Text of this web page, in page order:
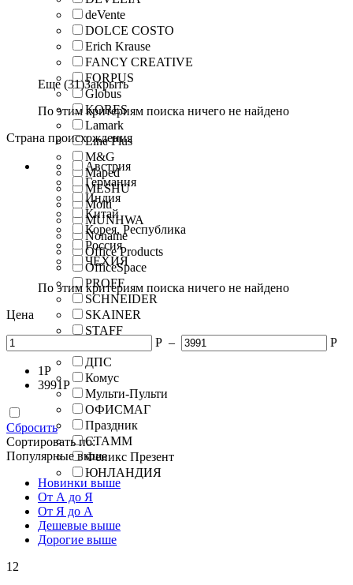
deVente
DOLCE COSTO
Erich Krause
FANCY CREATIVE
FORPUS
Globus
KORES
Lamark
Line Plus
M&G
Maped
MESHU
Molti
MUNHWA
Noname
Office Products
OfficeSpace
PROFF
SCHNEIDER
SKAINER
STAFF
ДПС
Комус
Мульти-Пульти
ОФИСМАГ
Праздник
СТАММ
Феникс Презент
ЮНЛАНДИЯ
Еще (31)Закрыть
По этим критериям поиска ничего не найдено
Страна происхождения
Австрия
Германия
Индия
Китай
Корея, Республика
Россия
ЧЕХИЯ
По этим критериям поиска ничего не найдено
Цена
Р – Р
1Р
3991Р
Сбросить
Сортировать по:
Популярные выше
Новинки выше
От А до Я
От Я до А
Дешевые выше
Дорогие выше
12